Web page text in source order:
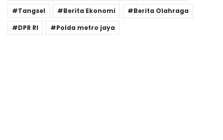
Tangsel
Berita Ekonomi
Berita Olahraga
DPR RI
Polda metro jaya